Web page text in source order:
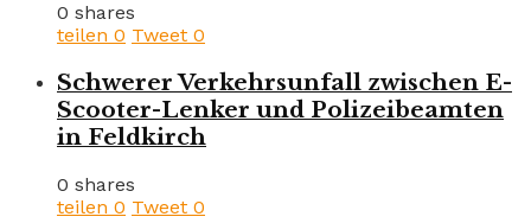
0 shares
teilen 0 Tweet 0
Schwerer Verkehrsunfall zwischen E-
Scooter-Lenker und Polizeibeamten
in Feldkirch
0 shares
teilen 0 Tweet 0